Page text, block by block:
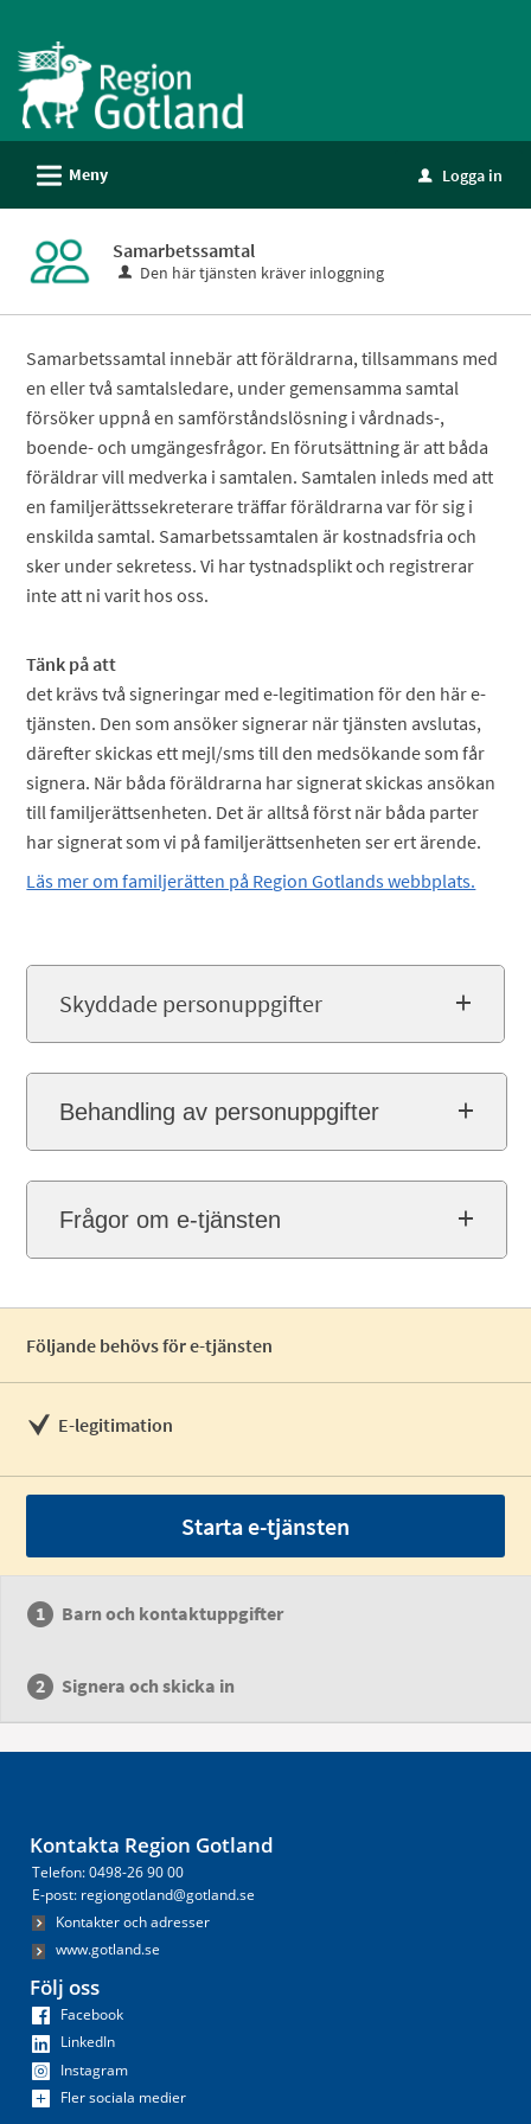
till
tjänster
-
Gotland
L Meny u Logga in
Samarbetssamtal
Den här tjänsten kräver inloggning
Samarbetssamtal innebär att föräldrarna, tillsammans med
en eller två samtalsledare, under gemensamma samtal
försöker uppnå en samförståndslösning i vårdnads-,
boende- och umgängesfrågor. En förutsättning är att båda
föräldrar vill medverka i samtalen. Samtalen inleds med att
en familjerättssekreterare träffar föräldrarna var för sig i
enskilda samtal. Samarbetssamtalen är kostnadsfria och
sker under sekretess. Vi har tystnadsplikt och registrerar
inte att ni varit hos oss.
Tänk på att
det krävs två signeringar med e-legitimation för den här e-
tjänsten. Den som ansöker signerar när tjänsten avslutas,
därefter skickas ett mejl/sms till den medsökande som får
signera. När båda föräldrarna har signerat skickas ansökan
till familjerättsenheten. Det är alltså först när båda parter
har signerat som vi på familjerättsenheten ser ert ärende.
Läs mer om familjerätten på Region Gotlands webbplats.
Skyddade personuppgifter
Behandling av personuppgifter
Frågor om e-tjänsten
Följande behövs för e-tjänsten
E-legitimation
Starta e-tjänsten
Barn och kontaktuppgifter
Signera och skicka in
Kontakta Region Gotland
Telefon: 0498-26 90 00
E-post: regiongotland@gotland.se
Kontakter och adresser
www.gotland.se
Följ oss
Facebook
LinkedIn
Instagram
Fler sociala medier